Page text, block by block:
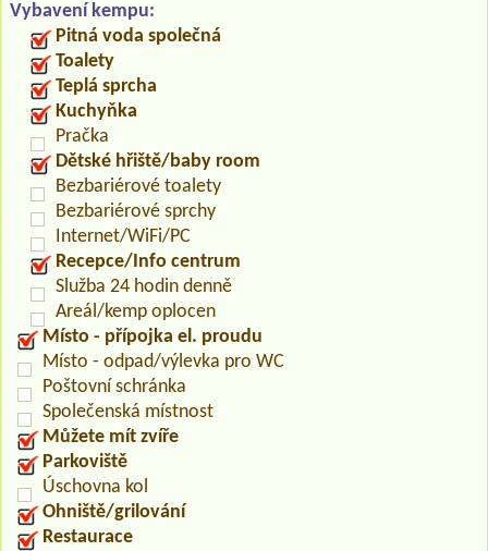
Vybavení kempu:
Pitná voda společná
Toalety
Teplá sprcha
Kuchyňka
Pračka
Dětské hřiště/baby room
Bezbariérové toalety
Bezbariérové sprchy
Internet/WiFi/PC
Recepce/Info centrum
Služba 24 hodin denně
Areál/kemp oplocen
Místo - přípojka el. proudu
Místo - odpad/výlevka pro WC
Poštovní schránka
Společenská místnost
Můžete mít zvíře
Parkoviště
Úschovna kol
Ohniště/grilování
Restaurace